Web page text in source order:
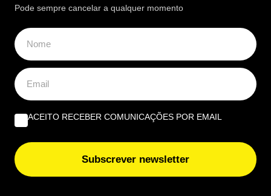
“O verdadeiro sabor da Guia”: nesta
churrasqueira algarvia da EN125 ainda
Pode sempre cancelar a qualquer momento
ACEITO RECEBER COMUNICAÇÕES POR EMAIL
Subscrever newsletter